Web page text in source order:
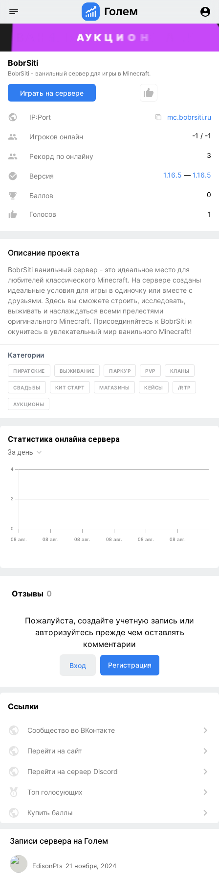
BobrSiti
BobrSiti - ванильный сервер для игры в Minecraft.
Играть на сервере
IP:Port mc.bobrsiti.ru
Игроков онлайн -1 / -1
Рекорд по онлайну 3
Версия 1.16.5 — 1.16.5
Баллов 0
Голосов 1
Описание проекта
BobrSiti ванильный сервер - это идеальное место для
любителей классического Minecraft. На сервере созданы
идеальные условия для игры в одиночку или вместе с
друзьями. Здесь вы сможете строить, исследовать,
выживать и наслаждаться всеми прелестями
оригинального Minecraft. Присоединяйтесь к BobrSiti и
окунитесь в увлекательный мир ванильного Minecraft!
Категории
ПИРАТСКИЕ ВЫЖИВАНИЕ ПАРКУР PVP КЛАНЫ
СВАДЬБЫ КИТ СТАРТ МАГАЗИНЫ КЕЙСЫ /RTP
АУКЦИОНЫ
Отзывы 0
Пожалуйста, создайте учетную запись или
авторизуйтесь прежде чем оставлять
комментарии
Вход Регистрация
Ссылки
Сообщество во ВКонтакте
Перейти на сайт
Перейти на сервер Discord
Топ голосующих
Купить баллы
Записи сервера на Голем
EdisonPts 21 ноября, 2024